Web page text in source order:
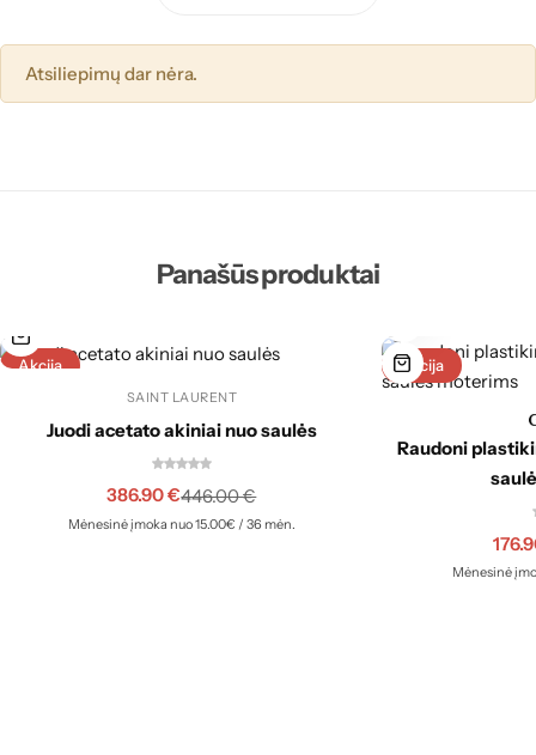
Atsiliepimų dar nėra.
Panašūs produktai
Akcija
SAINT LAURENT
Juodi acetato akiniai nuo saulės
446.00€
386.90€
Mėnesinė įmoka nuo 15.00€ / 36 mėn.
Akcija
Raudoni
Mėnesinė